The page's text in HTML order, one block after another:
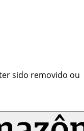
sido removido ou